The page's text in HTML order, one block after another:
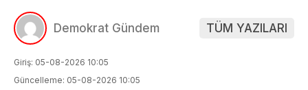
Demokrat Gündem TÜM YAZILARI
Giriş: 05-08-2026 10:05
Güncelleme: 05-08-2026 10:05